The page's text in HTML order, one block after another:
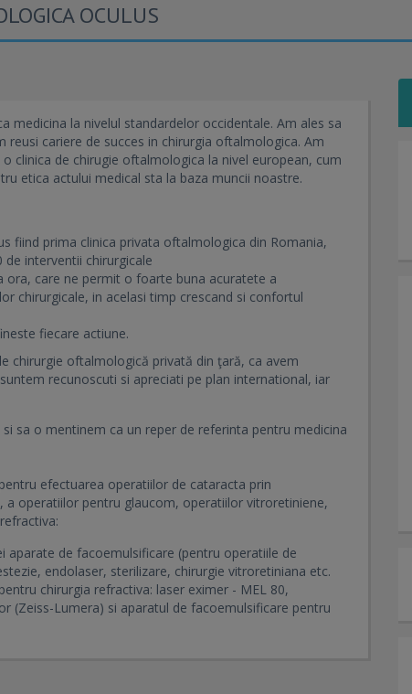
OCULUS
medicina la nivelul standardelor occidentale. Am ales sa
cariere de succes in chirurgia oftalmologica. Am
clinica de chirugie oftalmologica la nivel european, cum
etica actului medical sta la baza muncii noastre.
fiind prima clinica privata oftalmologica din Romania,
interventii chirurgicale
ora, care ne permit o foarte buna acuratete a
chirurgicale, in acelasi timp crescand si confortul
fiecare actiune.
chirurgie oftalmologică privată din ţară, ca avem
recunoscuti si apreciati pe plan international, iar
sa o mentinem ca un reper de referinta pentru medicina
pentru efectuarea operatiilor de cataracta prin
operatiilor pentru glaucom, operatiilor vitroretiniene,
de facoemulsificare (pentru operatiile de
endolaser, sterilizare, chirurgie vitroretiniana etc.
chirurgia refractiva: laser eximer - MEL 80,
(Zeiss-Lumera) si aparatul de facoemulsificare pentru